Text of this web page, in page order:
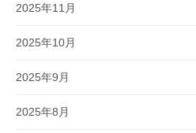
2025年11月
2025年10月
2025年9月
2025年8月